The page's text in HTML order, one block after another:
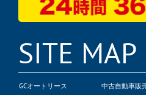
SITE MAP
GCオートリース 中古自動車販